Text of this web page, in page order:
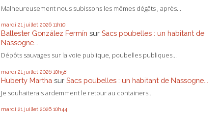
Malheureusement nous subissons les mêmes dégâts , après...
mardi 21 juillet 2026 11h10
Ballester González Fermín sur Sacs poubelles : un habitant de
Nassogne...
Dépôts sauvages sur la voie publique, poubelles publiques...
mardi 21 juillet 2026 10h58
Huberty Martha sur Sacs poubelles : un habitant de Nassogne...
Je souhaiterais ardemment le retour au containers...
mardi 21 juillet 2026 10h44